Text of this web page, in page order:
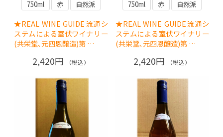
750ml 赤 自然派
★REAL WINE GUIDE流通シ
ステムによる室伏ワイナリー
(共栄堂､元四恩醸造)第 …
2,420円 （税込）
750ml 赤 自然派
★REAL WINE GUIDE流通シ
ステムによる室伏ワイナリー
(共栄堂､元四恩醸造)第 …
2,420円 （税込）